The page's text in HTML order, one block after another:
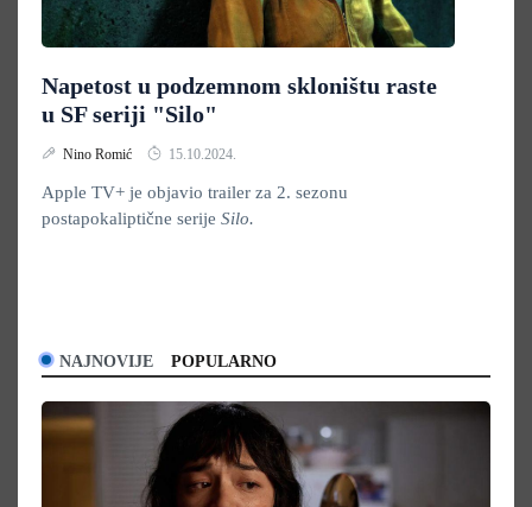
Napetost u podzemnom skloništu raste
u SF seriji "Silo"
Nino Romić 15.10.2024.
Apple TV+ je objavio trailer za 2. sezonu
postapokaliptične serije Silo.
NAJNOVIJE POPULARNO